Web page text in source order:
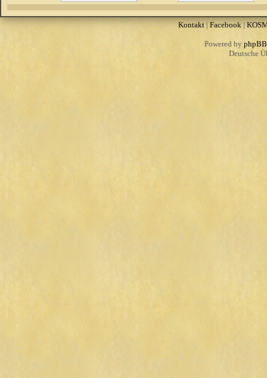
Kontakt| Facebook|
Powered by phpBB
Deutsche